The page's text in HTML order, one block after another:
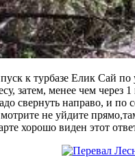
к турбазе Елик Сай по
затем, менее чем через
свернуть направо, и по
не уйдите
хорошо виден этот